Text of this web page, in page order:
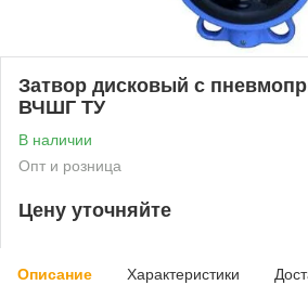
Затвор дисковый с
ВЧШГ ТУ
В наличии
Опт и розница
Цену уточняйте
Описание Характеристики